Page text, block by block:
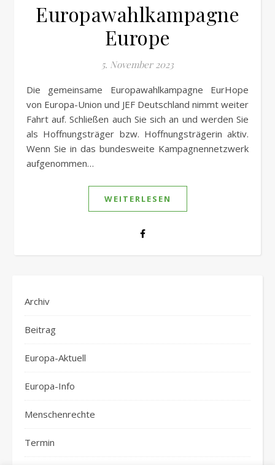
Europawahlkampagne
Europe
5. November 2023
Die gemeinsame Europawahlkampagne EurHope
von Europa-Union und JEF Deutschland nimmt weiter
Fahrt auf. Schließen auch Sie sich an und werden Sie
als Hoffnungsträger bzw. Hoffnungsträgerin aktiv.
Wenn Sie in das bundesweite Kampagnennetzwerk
aufgenommen…
WEITERLESEN
Archiv
Beitrag
Europa-Aktuell
Europa-Info
Menschenrechte
Termin